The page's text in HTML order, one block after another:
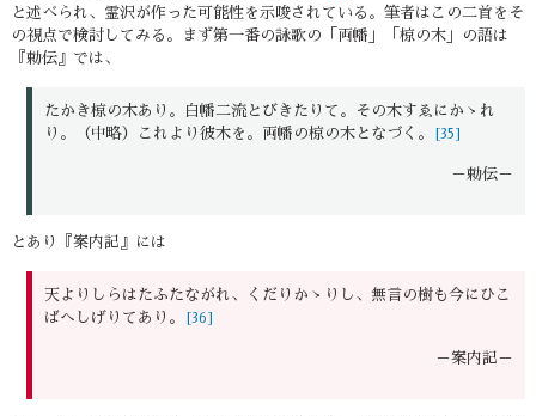
と述べられ、霊沢が作った可能性を示唆されている。筆者はこの二首をそ
の視点で検討してみる。まず第一番の詠歌の「両幡」「椋の木」の語は
『勅伝』では、
たかき椋の木あり。白幡二流とびきたりて。その木すゑにかゝれ
り。（中略）これより彼木を。両幡の椋の木となづく。
[35]
－勅伝－
とあり『案内記』には
天よりしらはたふたながれ、くだりかゝりし、無言の樹も今にひこ
ばへしげりてあり。
[36]
－案内記－